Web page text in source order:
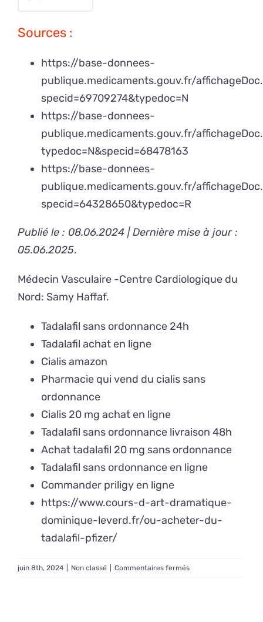
Sources :
https://base-donnees-
publique.medicaments.gouv.fr/
specid=69709274&typedoc=N
https://base-donnees-
publique.medicaments.gouv.fr/
typedoc=N&specid=68478163
https://base-donnees-
publique.medicaments.gouv.fr/
specid=64328650&typedoc=R
Publié le : 08.06.2024 | Dernière mise à jour :
05.06.2025.
Médecin Vasculaire -Centre Cardiologique du
Nord: Samy Haffaf.
Tadalafil sans ordonnance 24h
Tadalafil achat en ligne
Cialis amazon
Pharmacie qui vend du cialis sans
ordonnance
Cialis 20 mg achat en ligne
Tadalafil sans ordonnance livraison 48h
Achat tadalafil 20 mg sans ordonnance
Tadalafil sans ordonnance en ligne
Commander priligy en ligne
https://www.cours-d-art-dramatique-
dominique-leverd.fr/ou-acheter-du-
tadalafil-pfizer/
juin 8th, 2024 Non classé Commentaires ferméssur